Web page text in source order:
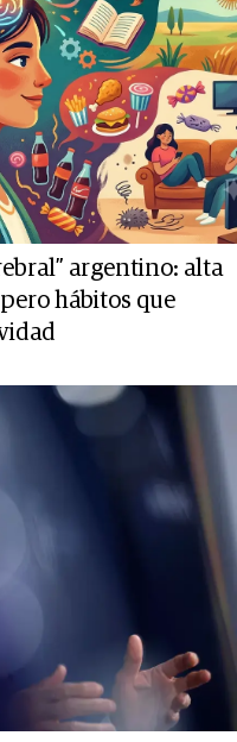
argentino: alta
hábitos que